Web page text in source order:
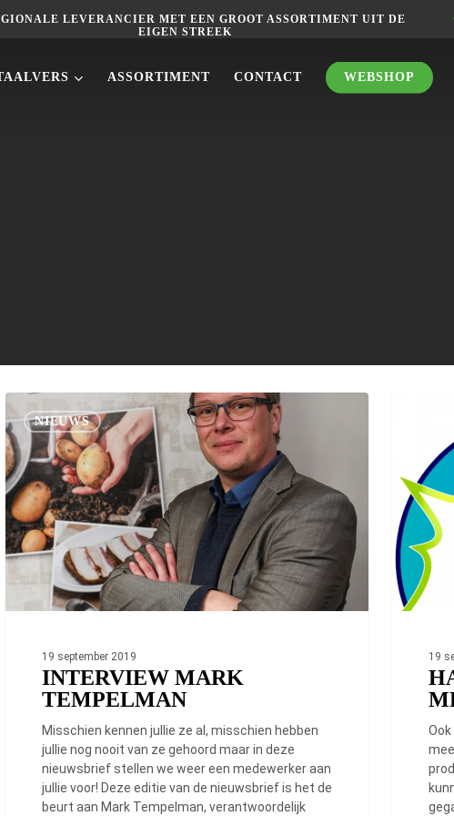
LEVERANCIER MET EEN GROOT ASSORTIMENT UIT DE
EIGEN STREEK
ASSORTIMENT CONTACT WEBSHOP
Interview
Mark
Tempelman
NIEUWS
19 september 2019
INTERVIEW MARK
TEMPELMAN
Misschien kennen jullie ze al, misschien hebben
jullie nog nooit van ze gehoord maar in deze
nieuwsbrief stellen we weer een medewerker aan
jullie voor! Deze editie van de nieuwsbrief is het de
beurt aan Mark Tempelman, verantwoordelijk
Mezem
19